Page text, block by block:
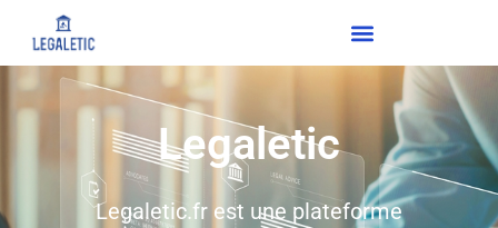
Legaletic
Legaletic.fr est une plateforme